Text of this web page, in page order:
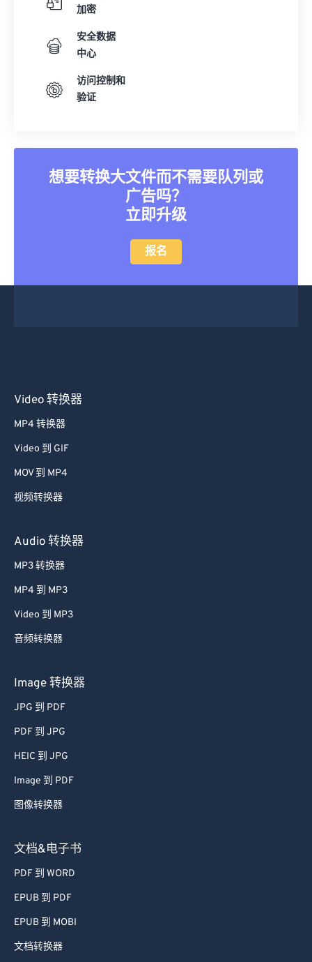
加密
安全数据
中心
访问控制和
验证
想要转换大文件而不需要队列或
广告吗？
立即升级
报名
Video 转换器
MP4 转换器
Video 到 GIF
MOV 到 MP4
视频转换器
Audio 转换器
MP3 转换器
MP4 到 MP3
Video 到 MP3
音频转换器
Image 转换器
JPG 到 PDF
PDF 到 JPG
HEIC 到 JPG
Image 到 PDF
图像转换器
文档&电子书
PDF 到 WORD
EPUB 到 PDF
EPUB 到 MOBI
文档转换器